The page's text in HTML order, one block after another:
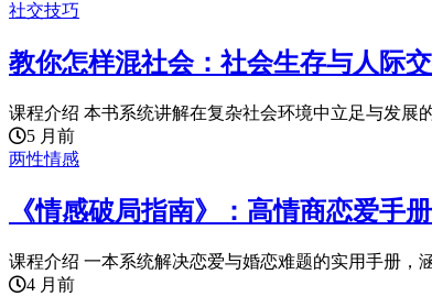
社交技巧
教你怎样混社会：社会生存与人际
课程介绍 本书系统讲解在复杂社会环境中立足与发展
5 月前
两性情感
《情感破局指南》：高情商恋爱手
课程介绍 一本系统解决恋爱与婚恋难题的实用手册，
4 月前